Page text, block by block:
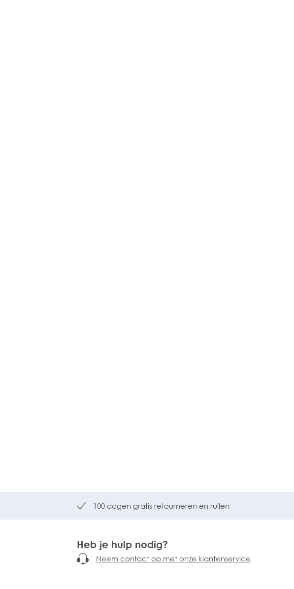
100 dagen gratis retourneren en ruilen
Heb je hulp nodig?
Neem contact op met onze klantenservice